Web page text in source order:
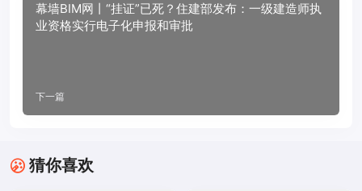
幕墙BIM网丨“挂证”已死？住建部发布：一级建造师执
业资格实行电子化申报和审批
下一篇
猜你喜欢